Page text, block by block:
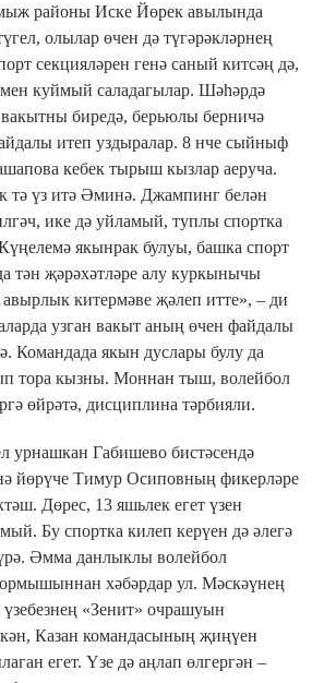
районы Иске Йөрек авылында
олылар өчен дә түгәрәкләрнең
секцияләрен генә саный китсәң дә,
куймый саладагылар. Шәһәрдә
биредә, берьюлы берничә
итеп уздыралар. 8 нче сыйныф
кебек тырыш кызлар аеруча.
тә үз итә Әминә. Джампинг белән
ике дә уйламый, туплы спортка
якынрак булуы, башка спорт
тән җәрәхәтләре алу куркынычы
авырлык китермәве җәлеп итте», – ди
узган вакыт аның өчен файдалы
Командада якын дуслары булу да
тора кызны. Моннан тыш, волейбол
өйрәтә, дисциплина тәрбияли.
урнашкан Габишево бистәсендә
йөрүче Тимур Осиповның фикерләре
Дөрес, 13 яшьлек егет үзен
Бу спортка килеп керүен дә әлегә
Әмма данлыклы волейбол
хәбәрдар ул. Мәскәүнең
«Зенит» очрашуын
Казан командасының җиңүен
егет. Үзе дә аңлап өлгергән –